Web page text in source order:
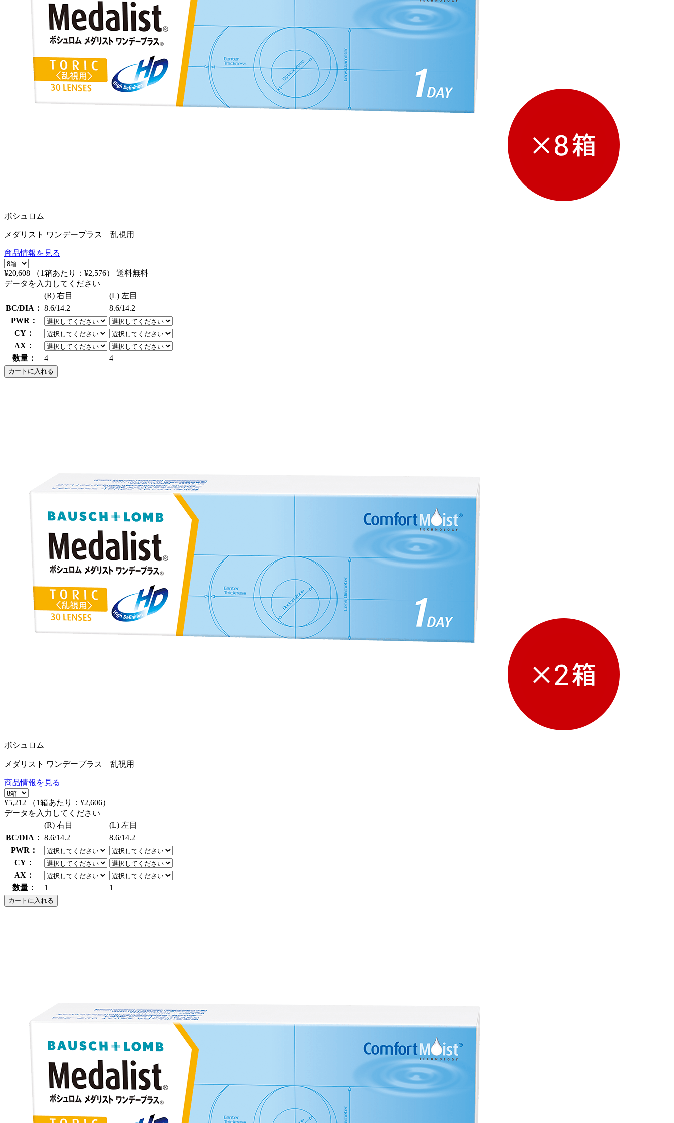
ボシュロム
メダリスト ワンデープラス 乱視用
商品情報を見る
¥20,608 （1箱あたり： ¥2,576）
送料無料
データを入力してください
(R) 右目
(L) 左目
BC/DIA： 8.6/14.2
8.6/14.2
PWR：
CY：
AX：
数量：
4 4
カートに入れる
ボシュロム
メダリスト ワンデープラス 乱視用
商品情報を見る
¥5,212 （1箱あたり： ¥2,606）
データを入力してください
(R) 右目
(L) 左目
BC/DIA： 8.6/14.2
8.6/14.2
PWR：
CY：
AX：
数量：
1 1
カートに入れる